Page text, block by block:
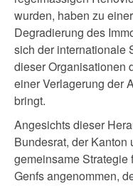
wurden, haben zu
Degradierung des
sich der internationale
dieser Organisationen
einer Verlagerung der
bringt.
Angesichts dieser
Bundesrat, der
gemeinsame Strategie
Genfs angenommen,